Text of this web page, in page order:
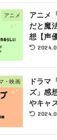
アニメ
アニメ
だと魔
想【声
・映画
ドラマ
ズ」感
やキャ